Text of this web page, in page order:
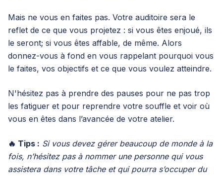
Mais ne vous en faites pas. Votre auditoire sera le
reflet de ce que vous projetez : si vous êtes enjoué, ils
le seront; si vous êtes affable, de même. Alors
donnez-vous à fond en vous rappelant pourquoi vous
le faites, vos objectifs et ce que vous voulez atteindre.
N'hésitez pas à prendre des pauses pour ne pas trop
les fatiguer et pour reprendre votre souffle et voir où
vous en êtes dans l’avancée de votre atelier.
🔥 Tips : Si vous devez gérer beaucoup de monde à la
fois, n’hésitez pas à nommer une personne qui vous
assistera dans votre tâche et qui pourra s’occuper du